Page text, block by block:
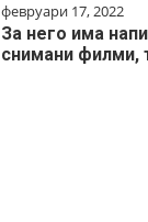
февруари 17, 2022
За него има
снимани филми,